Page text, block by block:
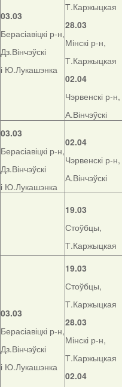
03.03
Берасіавіцкі р-н,
Дз.Вінчэўскі
і Ю.Лукашэнка
Т.Каржыцкая
28.03
Мінскі р-н,
Т.Каржыцкая
02.04
Чэрвенскі р-н,
А.Вінчэўскі
03.03
Берасіавіцкі р-н,
Дз.Вінчэўскі
і Ю.Лукашэнка
02.04
Чэрвенскі р-н,
А.Вінчэўскі
19.03
Стоўбцы,
Т.Каржыцкая
03.03
Берасіавіцкі р-н,
Дз.Вінчэўскі
і Ю.Лукашэнка
19.03
Стоўбцы,
Т.Каржыцкая
28.03
Мінскі р-н,
Т.Каржыцкая
02.04